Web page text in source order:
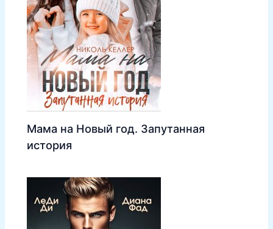
Мама на Новый год. Запутанная
история